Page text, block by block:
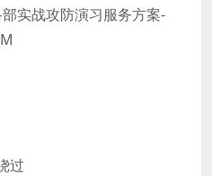
实战攻防演习服务方案-
过